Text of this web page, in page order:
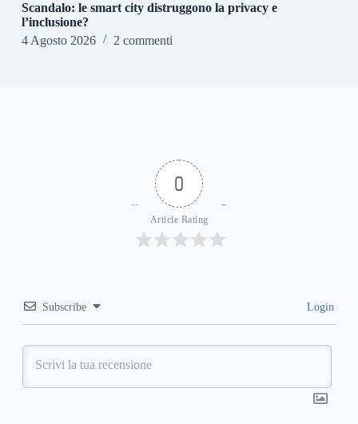
Scandalo: le smart city distruggono la privacy e
l’inclusione?
4 Agosto 2026
2 commenti
0
Article Rating
Subscribe Login